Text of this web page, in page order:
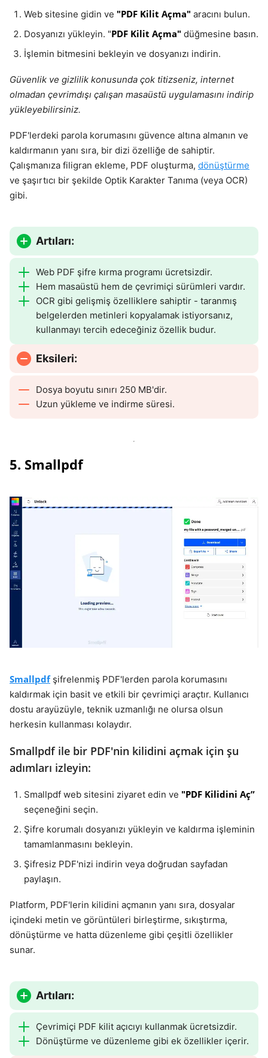
Web sitesine gidin ve "PDF Kilit Açma" aracını bulun.
Dosyanızı yükleyin. "PDF Kilit Açma" düğmesine basın.
İşlemin bitmesini bekleyin ve dosyanızı indirin.
Güvenlik ve gizlilik konusunda çok titizseniz, internet
olmadan çevrimdışı çalışan masaüstü uygulamasını indirip
yükleyebilirsiniz.
PDF'lerdeki parola korumasını güvence altına almanın ve
kaldırmanın yanı sıra, bir dizi özelliğe de sahiptir.
Çalışmanıza filigran ekleme, PDF oluşturma, dönüştürme
ve şaşırtıcı bir şekilde Optik Karakter Tanıma (veya OCR)
gibi.
Artıları:
Web PDF şifre kırma programı ücretsizdir.
Hem masaüstü hem de çevrimiçi sürümleri vardır.
OCR gibi gelişmiş özelliklere sahiptir - taranmış
belgelerden metinleri kopyalamak istiyorsanız,
kullanmayı tercih edeceğiniz özellik budur.
Eksileri:
Dosya boyutu sınırı 250 MB'dir.
Uzun yükleme ve indirme süresi.
5. Smallpdf
Smallpdfşifrelenmiş PDF'lerden parola korumasını
kaldırmak için basit ve etkili bir çevrimiçi araçtır. Kullanıcı
dostu arayüzüyle, teknik uzmanlığı ne olursa olsun
herkesin kullanması kolaydır.
Smallpdf ile bir PDF'nin kilidini açmak için şu
adımları izleyin:
Smallpdf web sitesini ziyaret edin ve "PDF Kilidini Aç”
seçeneğini seçin.
Şifre korumalı dosyanızı yükleyin ve kaldırma işleminin
tamamlanmasını bekleyin.
Şifresiz PDF'nizi indirin veya doğrudan sayfadan
paylaşın.
Platform, PDF'lerin kilidini açmanın yanı sıra, dosyalar
içindeki metin ve görüntüleri birleştirme, sıkıştırma,
dönüştürme ve hatta düzenleme gibi çeşitli özellikler
sunar.
Artıları:
Çevrimiçi PDF kilit açıcıyı kullanmak ücretsizdir.
Dönüştürme ve düzenleme gibi ek özellikler içerir.